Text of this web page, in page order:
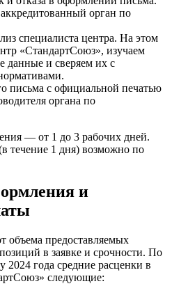
орган по
специалиста центра. На этом
«СтандартСоюз», изучаем
данные и сверяем их с
письма с официальной печатью
органа по
— от 1 до 3 рабочих дней.
течение 1 дня) возможно по
и
объема предоставляемых
в заявке и срочности. По
2024 года средние расценки в
следующие: